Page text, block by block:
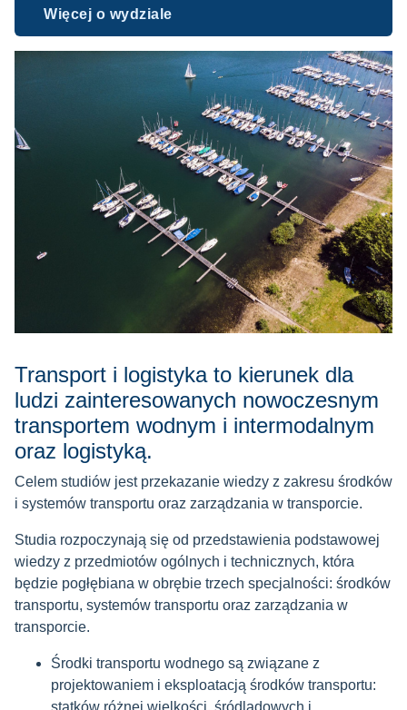
Więcej o wydziale
Transport i logistyka to kierunek dla
ludzi zainteresowanych nowoczesnym
transportem wodnym i intermodalnym
oraz logistyką.
Celem studiów jest przekazanie wiedzy z zakresu środków
i systemów transportu oraz zarządzania w transporcie.
Studia rozpoczynają się od przedstawienia podstawowej
wiedzy z przedmiotów ogólnych i technicznych, która
będzie pogłębiana w obrębie trzech specjalności: środków
transportu, systemów transportu oraz zarządzania w
transporcie.
Środki transportu wodnego są związane z
projektowaniem i eksploatacją środków transportu: